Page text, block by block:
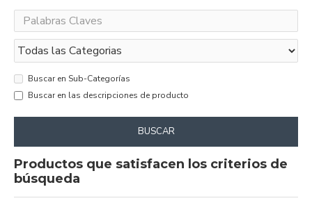
Buscar en Sub-Categorías
Buscar en las descripciones de producto
BUSCAR
Productos que satisfacen los criterios de
búsqueda